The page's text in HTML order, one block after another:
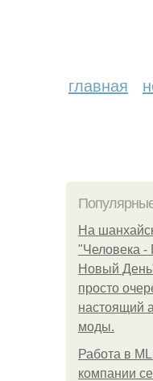
главная
На
"Человека
Новый
просто
настоящий
моды.
Работа в
компании